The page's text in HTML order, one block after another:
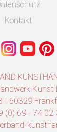
Kontakt
Kunst
I 60329
(0) 69 - 74 02